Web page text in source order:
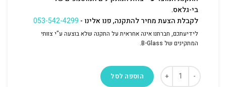
בי-גלאס.
לקבלת הצעת מחיר להתקנה, פנו אלינו -053-542-4299
לידיעתכם, חברתנו אינה אחראית על התקנה שלא בוצעה ע"י צוותי
המתקינים של B-Glass.
הוספה לסל